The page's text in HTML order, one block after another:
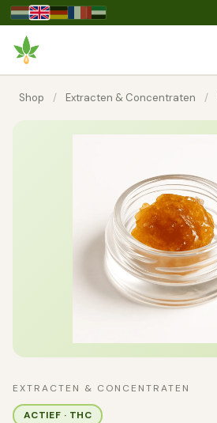
Shop / Extracten & Concentraten /
EXTRACTEN & CONCENTRATEN
ACTIEF · THC